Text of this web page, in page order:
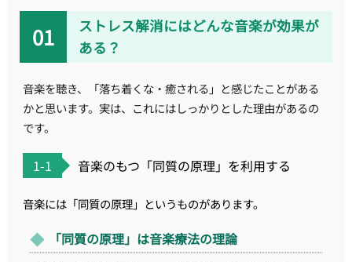
ストレス解消にはどんな音楽が効果が
ある？
音楽を聴き、「落ち着くな・癒される」と感じたことがある
かと思います。実は、これにはしっかりとした理由があるの
です。
1-1 音楽のもつ「同質の原理」を利用する
音楽には「同質の原理」というものがあります。
「同質の原理」は音楽療法の理論